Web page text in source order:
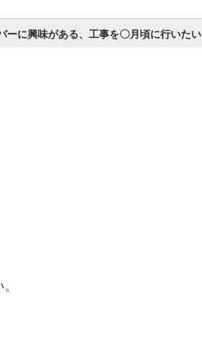
ーに興味がある、工事を〇月頃に行いたい